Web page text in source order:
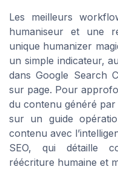
Les meilleurs
humaniseur et une
unique humanizer
un simple indicateur,
dans Google Search
sur page. Pour
du contenu généré
sur un guide
contenu avec
SEO, qui détaille
réécriture humaine et